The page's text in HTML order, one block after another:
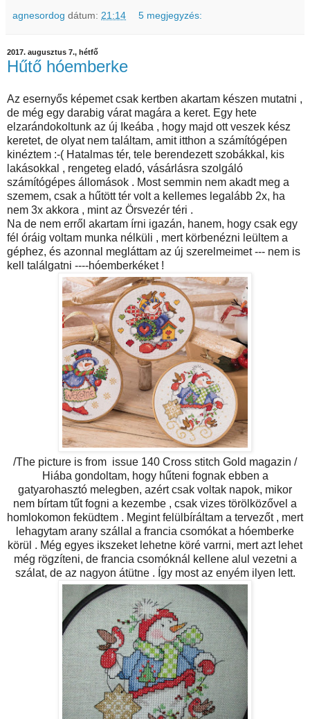
agnesordog dátum: 21:14 5 megjegyzés:
2017. augusztus 7., hétfő
Hűtő hóemberke
Az esernyős képemet csak kertben akartam készen mutatni ,
de még egy darabig várat magára a keret. Egy hete
elzarándokoltunk az új Ikeába , hogy majd ott veszek kész
keretet, de olyat nem találtam, amit itthon a számítógépen
kinéztem :-( Hatalmas tér, tele berendezett szobákkal, kis
lakásokkal , rengeteg eladó, vásárlásra szolgáló
számítógépes állomások . Most semmin nem akadt meg a
szemem, csak a hűtött tér volt a kellemes legalább 2x, ha
nem 3x akkora , mint az Örsvezér téri .
Na de nem erről akartam írni igazán, hanem, hogy csak egy
fél óráig voltam munka nélküli , mert körbenézni leültem a
géphez, és azonnal megláttam az új szerelmeimet --- nem is
kell találgatni ----hóemberkéket !
/The picture is from issue 140 Cross stitch Gold magazin /
Hiába gondoltam, hogy hűteni fognak ebben a
gatyarohasztó melegben, azért csak voltak napok, mikor
nem bírtam tűt fogni a kezembe , csak vizes törölközővel a
homlokomon feküdtem . Megint felülbíráltam a tervezőt , mert
lehagytam arany szállal a francia csomókat a hóemberke
körül . Még egyes ikszeket lehetne köré varrni, mert azt lehet
még rögzíteni, de francia csomóknál kellene alul vezetni a
szálat, de az nagyon átütne . Így most az enyém ilyen lett.